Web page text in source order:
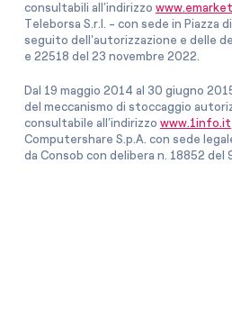
consultabili all’indirizzo
Teleborsa S.r.l. - con sede in Piazza
seguito dell'autorizzazione e delle
e 22518 del 23 novembre 2022.
Dal 19 maggio 2014 al 30 giugno
del meccanismo di stoccaggio
consultabile all’indirizzo www.1info.it
Computershare S.p.A. con sede
da Consob con delibera n. 18852 del